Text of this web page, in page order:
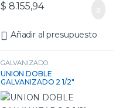
$ 8.155,94
Añadir al presupuesto
GALVANIZADO
UNION DOBLE
GALVANIZADO 2 1/2″